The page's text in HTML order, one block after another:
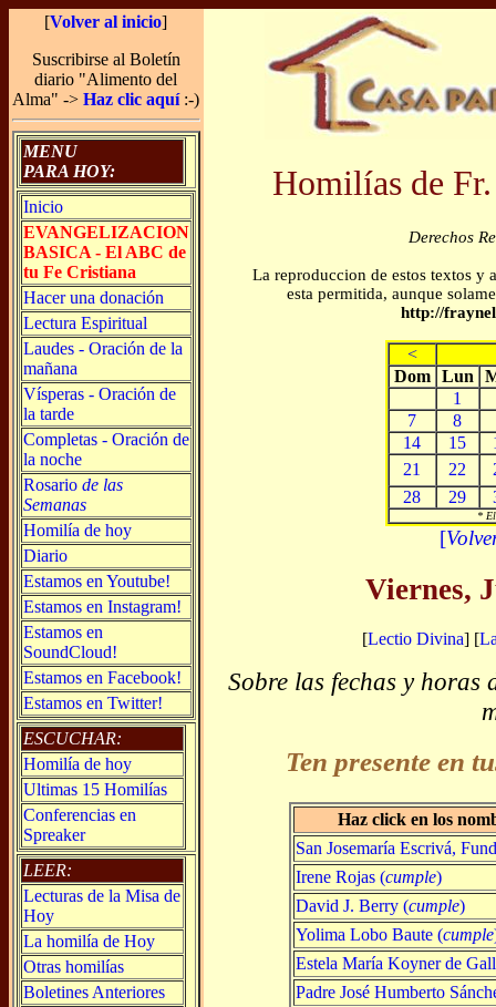
[Volver al inicio]
Suscribirse al Boletín
diario "Alimento del
Alma" ->Haz clic aquí:-)
MENU
PARA HOY:
Inicio
EVANGELIZACION
BASICA - El ABC de
tu Fe Cristiana
Hacer una donación
Lectura Espiritual
Laudes - Oración de la
mañana
Vísperas - Oración de
la tarde
Completas - Oración de
la noche
Rosario de las
Semanas
Homilía de hoy
Diario
Estamos en Youtube!
Estamos en Instagram!
Estamos en
SoundCloud!
Estamos en Facebook!
Estamos en Twitter!
ESCUCHAR:
Homilía de hoy
Ultimas 15 Homilías
Conferencias en
Spreaker
LEER:
Lecturas de la Misa de
Hoy
La homilía de Hoy
Otras homilías
Boletines Anteriores
Homilías de
Derechos
La reproduccion de estos textos y
esta permitida, aunque
http://
<
Dom Lun
1
7
8
14
15
21
22
28
29
*
[
Viernes,
[Lectio Divina] [
Sobre las fechas y horas
Ten presente en
Haz click en los
San Josemaría Escrivá,
Irene Rojas (cumple)
David J. Berry (cumple)
Yolima Lobo Baute (cumple
Estela María Koyner de
Padre José Humberto